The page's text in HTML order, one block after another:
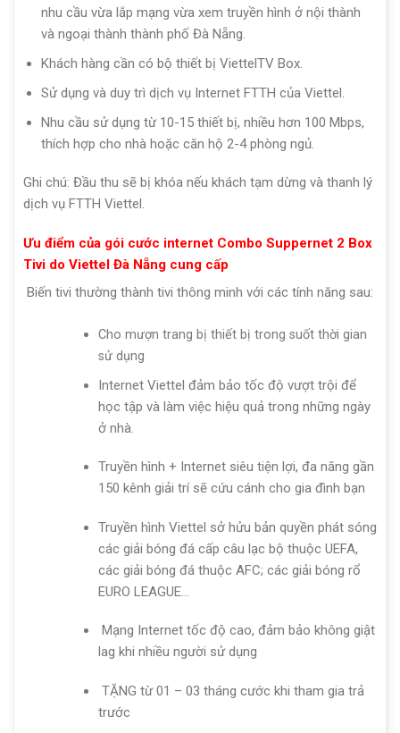
nhu cầu vừa lắp mạng vừa xem truyền hình ở nội thành
và ngoại thành thành phố Đà Nẵng.
Khách hàng cần có bộ thiết bị ViettelTV Box.
Sử dụng và duy trì dịch vụ Internet FTTH của Viettel.
Nhu cầu sử dụng từ 10-15 thiết bị, nhiều hơn 100 Mbps,
thích hợp cho nhà hoặc căn hộ 2-4 phòng ngủ.
Ghi chú: Đầu thu sẽ bị khóa nếu khách tạm dừng và thanh lý
dịch vụ FTTH Viettel.
Ưu điểm của gói cước internet Combo Suppernet 2 Box
Tivi do Viettel Đà Nẵng cung cấp
Biến tivi thường thành tivi thông minh với các tính năng sau:
Cho mượn trang bị thiết bị trong suốt thời gian
sử dụng
Internet Viettel đảm bảo tốc độ vượt trội để
học tập và làm việc hiệu quả trong những ngày
ở nhà.
Truyền hình + Internet siêu tiện lợi, đa năng gần
150 kênh giải trí sẽ cứu cánh cho gia đình bạn
Truyền hình Viettel sở hửu bản quyền phát sóng
các giải bóng đá cấp câu lạc bộ thuộc UEFA,
các giải bóng đá thuộc AFC; các giải bóng rổ
EURO LEAGUE…
Mạng Internet tốc độ cao, đảm bảo không giật
lag khi nhiều người sử dụng
TẶNG từ 01 – 03 tháng cước khi tham gia trả
trước